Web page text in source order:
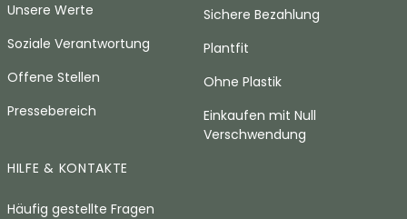
Unsere Werte
Soziale Verantwortung
Offene Stellen
Pressebereich
Sichere Bezahlung
Plantfit
Ohne Plastik
Einkaufen mit Null
Verschwendung
HILFE & KONTAKTE
Häufig gestellte Fragen